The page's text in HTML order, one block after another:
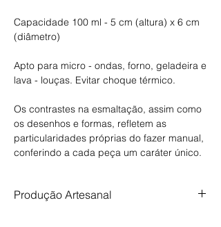
Capacidade 100 ml - 5 cm (altura) x 6 cm
(diâmetro)
Apto para micro - ondas, forno, geladeira e
lava - louças. Evitar choque térmico.
Os contrastes na esmaltação, assim como
os desenhos e formas, refletem as
particularidades próprias do fazer manual,
conferindo a cada peça um caráter único.
Produção Artesanal